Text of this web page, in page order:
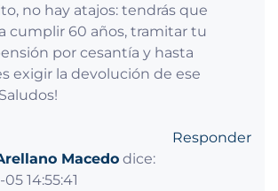
no hay atajos: tendrás que
cumplir 60 años, tramitar tu
por cesantía y hasta
exigir la devolución de ese
Responder
Macedo dice:
14:55:41